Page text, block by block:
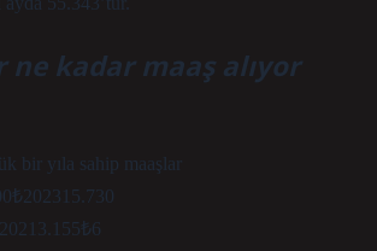
kadar maaş alıyor
bir yıla sahip maaşlar